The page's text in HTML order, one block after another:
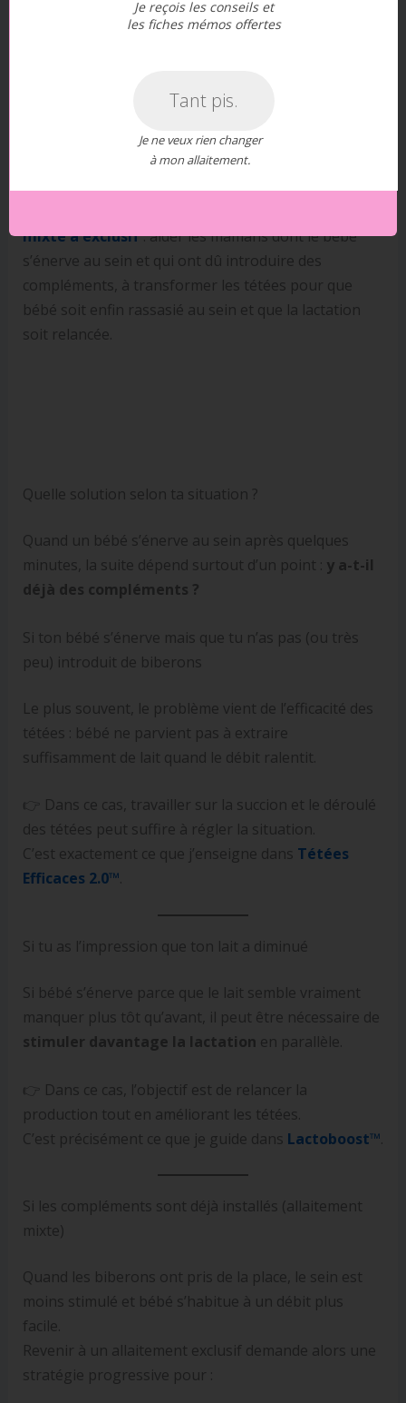
et revenir à un allaitement exclusivement au sein
grâce à une meilleure stimulation de la production
mixte à exclusif: aider les mamans dont le bébé
s’énerve au sein et qui ont dû introduire des
compléments, à transformer les tétées pour que
bébé soit enfin rassasié au sein et que la lactation
soit relancée.
Quelle solution selon ta situation ?
Quand un bébé s’énerve au sein après quelques
minutes, la suite dépend surtout d’un point : y a-t-il
déjà des compléments ?
Si ton bébé s’énerve mais que tu n’as pas (ou très
peu) introduit de biberons
Le plus souvent, le problème vient de l’efficacité des
tétées : bébé ne parvient pas à extraire
suffisamment de lait quand le débit ralentit.
👉 Dans ce cas, travailler sur la succion et le déroulé
des tétées peut suffire à régler la situation.
C’est exactement ce que j’enseigne dans Tétées
Efficaces 2.0™.
Si tu as l’impression que ton lait a diminué
Si bébé s’énerve parce que le lait semble vraiment
manquer plus tôt qu’avant, il peut être nécessaire de
stimuler davantage la lactation en parallèle.
👉 Dans ce cas, l’objectif est de relancer la
production tout en améliorant les tétées.
C’est précisément ce que je guide dans Lactoboost™.
Si les compléments sont déjà installés (allaitement
mixte)
Quand les biberons ont pris de la place, le sein est
moins stimulé et bébé s’habitue à un débit plus
facile.
Revenir à un allaitement exclusif demande alors une
stratégie progressive pour :
Je reçois les conseils et
les fiches mémos offertes
Tant pis.
Je ne veux rien changer
à mon allaitement.